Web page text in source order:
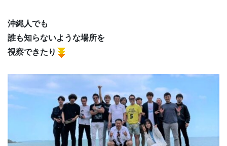
沖縄人でも
誰も知らないような場所を
視察できたり